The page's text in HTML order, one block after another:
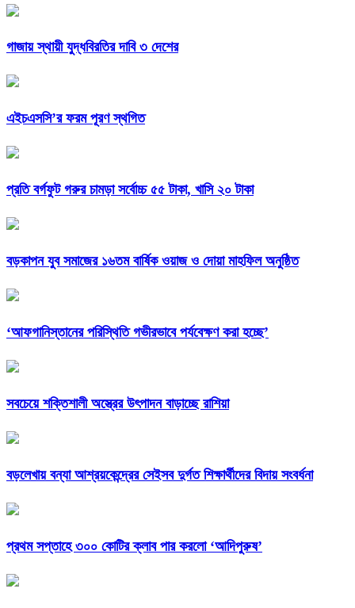
গাজায় স্থায়ী যুদ্ধবিরতির দাবি ৩ দেশের
এইচএসসি’র ফরম পূরণ স্থগিত
প্রতি বর্গফুট গরুর চামড়া সর্বোচ্চ ৫৫ টাকা, খাসি ২০ টাকা‌
বড়কাপন যুব সমাজের ১৬তম বার্ষিক ওয়াজ ও দোয়া মাহফিল অনুষ্ঠিত
‘আফগানিস্তানের পরিস্থিতি গভীরভাবে পর্যবেক্ষণ করা হচ্ছে’
সবচেয়ে শক্তিশালী অস্ত্রের উৎপাদন বাড়াচ্ছে রাশিয়া
বড়লেখায় বন্যা আশ্রয়কেন্দ্রের সেইসব দুর্গত শিক্ষার্থীদের বিদায় সংবর্ধনা
প্রথম সপ্তাহে ৩০০ কোটির ক্লাব পার করলো ‘আদিপুরুষ’